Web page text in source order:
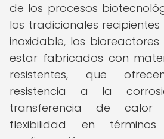
de los procesos
los tradicionales
inoxidable, los bioreactores
estar fabricados con
resistentes, que
resistencia a la
transferencia de
flexibilidad en